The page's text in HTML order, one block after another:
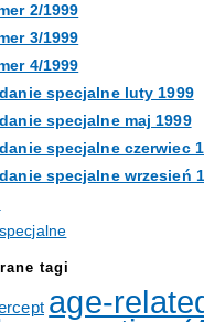
2/1999
3/1999
4/1999
specjalne luty 1999
specjalne maj 1999
specjalne czerwiec
specjalne wrzesień
tagi
age-